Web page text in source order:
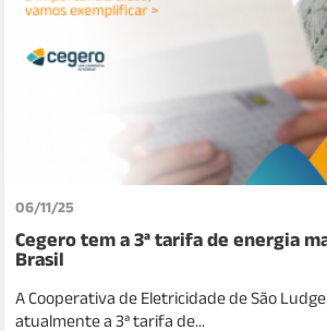
06/11/25
Cegero tem a 3ª tarifa de energia
Brasil
A Cooperativa de Eletricidade de São
atualmente a 3ª tarifa de...